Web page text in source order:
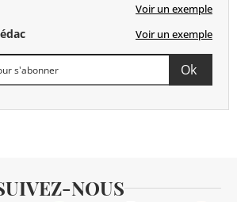
Voir un exemple
Voir un exemple
NOUS